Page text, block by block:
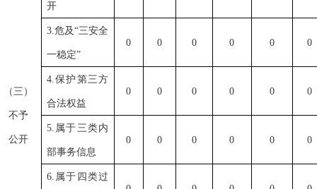
（三）
不予
公开
开
3.危及“三安全
一稳定”
0 0 0 0 0 0
4.保护第三方
合法权益
0 0 0 0 0 0
5.属于三类内
部事务信息
0 0 0 0 0 0
6.属于四类过